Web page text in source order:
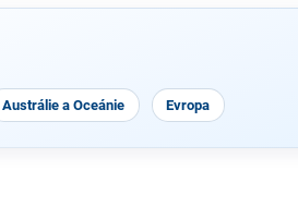
Austrálie a Oceánie Evropa